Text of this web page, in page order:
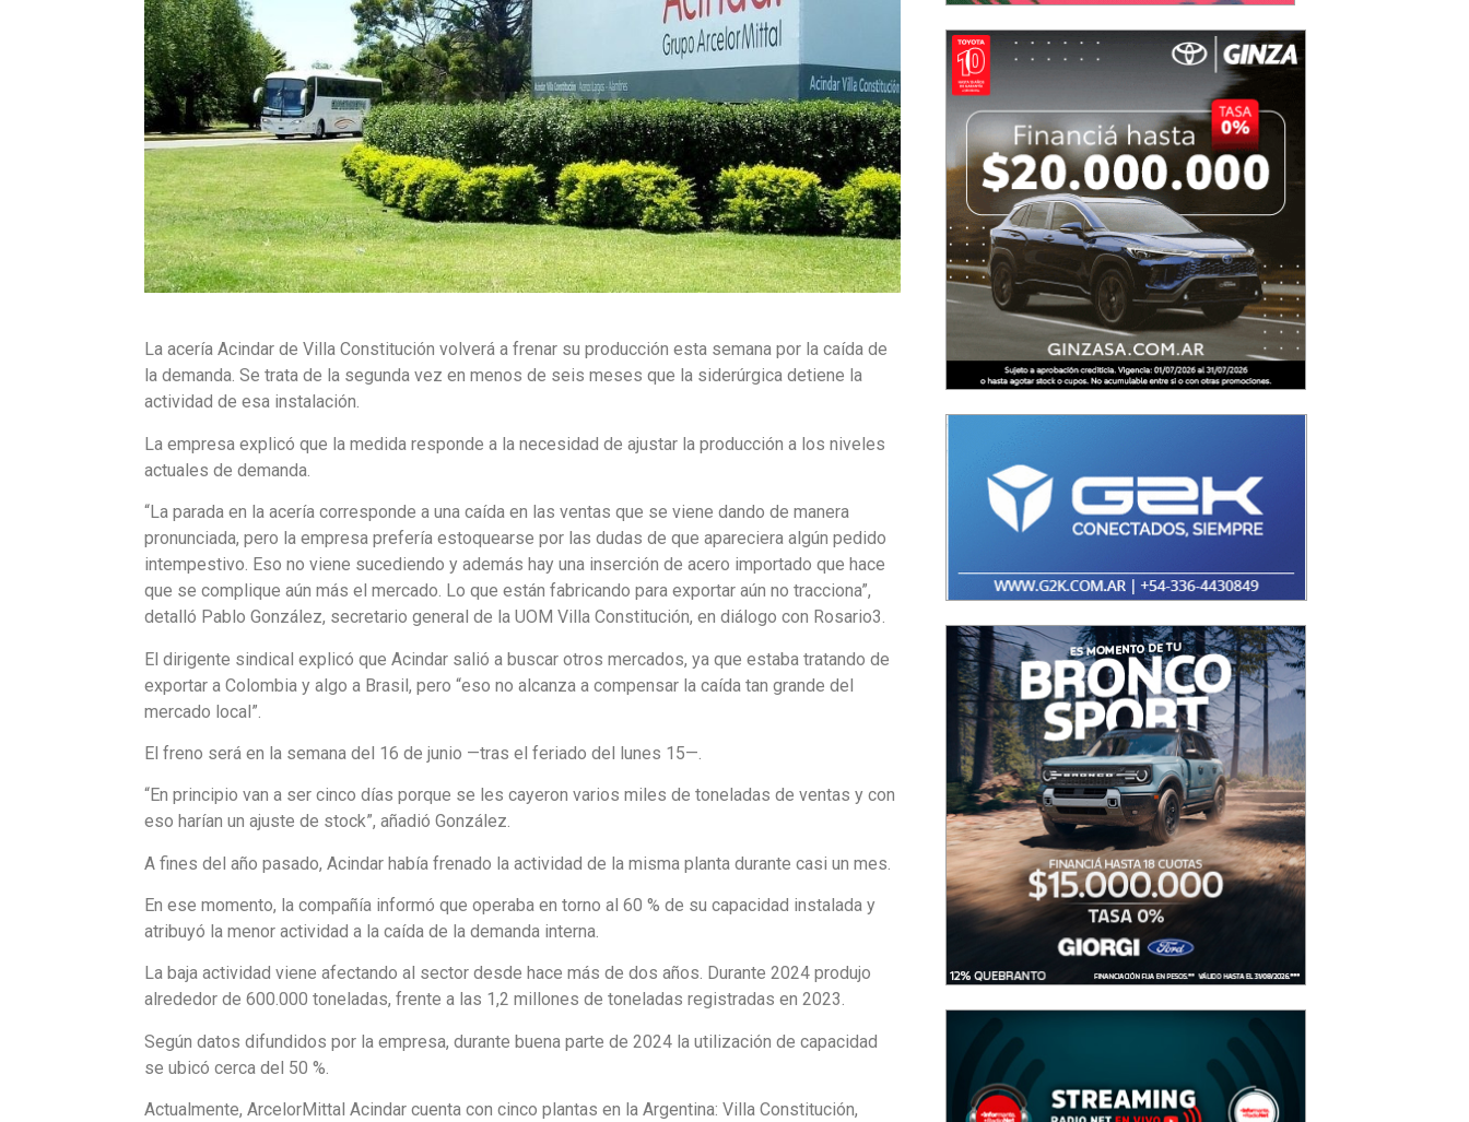
La acería Acindar de Villa Constitución volverá a frenar su producción esta semana por la caída de
la demanda. Se trata de la segunda vez en menos de seis meses que la siderúrgica detiene la
actividad de esa instalación.
La empresa explicó que la medida responde a la necesidad de ajustar la producción a los niveles
actuales de demanda.
“La parada en la acería corresponde a una caída en las ventas que se viene dando de manera
pronunciada, pero la empresa prefería estoquearse por las dudas de que apareciera algún pedido
intempestivo. Eso no viene sucediendo y además hay una inserción de acero importado que hace
que se complique aún más el mercado. Lo que están fabricando para exportar aún no tracciona”,
detalló Pablo González, secretario general de la UOM Villa Constitución, en diálogo con Rosario3.
El dirigente sindical explicó que Acindar salió a buscar otros mercados, ya que estaba tratando de
exportar a Colombia y algo a Brasil, pero “eso no alcanza a compensar la caída tan grande del
mercado local”.
El freno será en la semana del 16 de junio —tras el feriado del lunes 15—.
“En principio van a ser cinco días porque se les cayeron varios miles de toneladas de ventas y con
eso harían un ajuste de stock”, añadió González.
A fines del año pasado, Acindar había frenado la actividad de la misma planta durante casi un mes.
En ese momento, la compañía informó que operaba en torno al 60 % de su capacidad instalada y
atribuyó la menor actividad a la caída de la demanda interna.
La baja actividad viene afectando al sector desde hace más de dos años. Durante 2024 produjo
alrededor de 600.000 toneladas, frente a las 1,2 millones de toneladas registradas en 2023.
Según datos difundidos por la empresa, durante buena parte de 2024 la utilización de capacidad
se ubicó cerca del 50 %.
Actualmente, ArcelorMittal Acindar cuenta con cinco plantas en la Argentina: Villa Constitución,